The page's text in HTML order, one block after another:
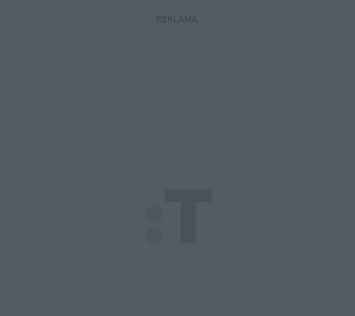
REKLAMA